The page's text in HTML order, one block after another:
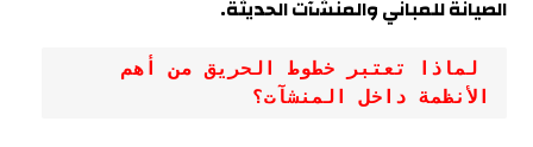
الصيانة للمباني والمنشآت الحديثة.
الأنظمة داخل المنشآت؟